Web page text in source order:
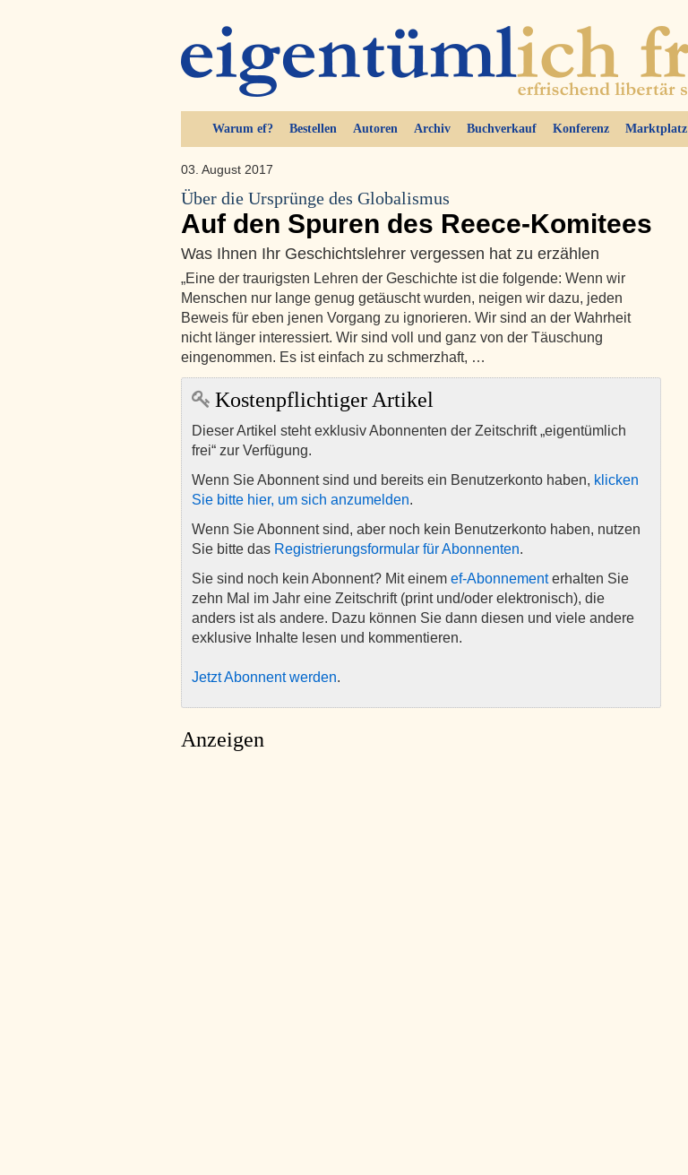
Warum ef? Bestellen Autoren Archiv Buchverkauf Konferenz Marktplatz
03. August 2017
Über die Ursprünge des Globalismus
Auf den Spuren des Reece-Komitees
Was Ihnen Ihr Geschichtslehrer vergessen hat zu erzählen
„Eine der traurigsten Lehren der Geschichte ist die folgende: Wenn wir
Menschen nur lange genug getäuscht wurden, neigen wir dazu, jeden
Beweis für eben jenen Vorgang zu ignorieren. Wir sind an der Wahrheit
nicht länger interessiert. Wir sind voll und ganz von der Täuschung
eingenommen. Es ist einfach zu schmerzhaft, …
Kostenpflichtiger Artikel
Dieser Artikel steht exklusiv Abonnenten der Zeitschrift „eigentümlich
frei“ zur Verfügung.
Wenn Sie Abonnent sind und bereits ein Benutzerkonto haben, klicken
Sie bitte hier, um sich anzumelden.
Wenn Sie Abonnent sind, aber noch kein Benutzerkonto haben, nutzen
Sie bitte das Registrierungsformular für Abonnenten.
Sie sind noch kein Abonnent? Mit einem ef-Abonnementerhalten Sie
zehn Mal im Jahr eine Zeitschrift (print und/oder elektronisch), die
anders ist als andere. Dazu können Sie dann diesen und viele andere
exklusive Inhalte lesen und kommentieren.
Jetzt Abonnent werden.
Anzeigen